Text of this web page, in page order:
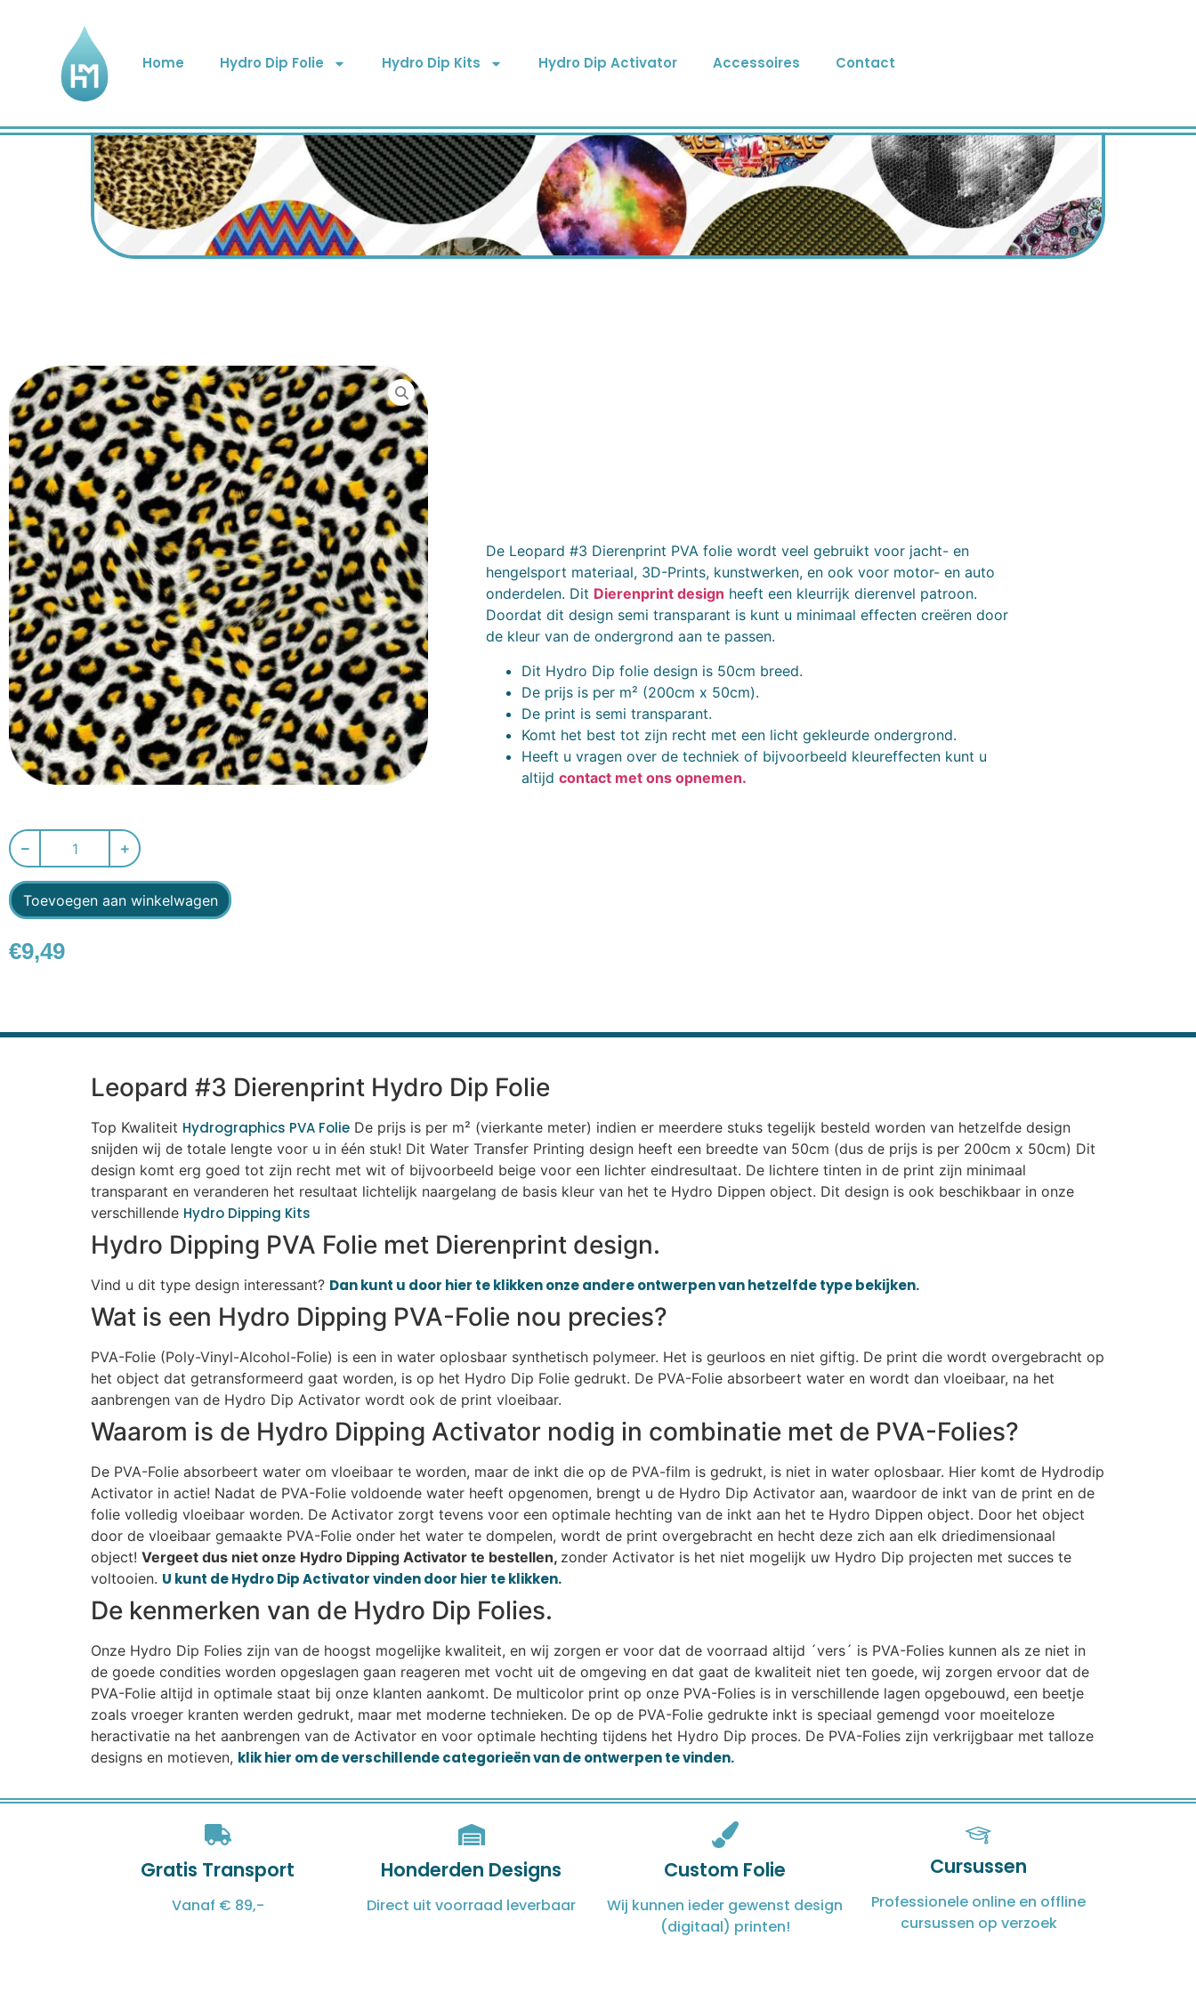
Home Hydro Dip Folie Hydro Dip Kits Hydro Dip Activator Accessoires Contact
Toevoegen aan winkelwagen
€9,49
De Leopard #3 Dierenprint PVA folie wordt veel gebruikt voor jacht- en
hengelsport materiaal, 3D-Prints, kunstwerken, en ook voor motor- en auto
onderdelen. Dit Dierenprint design heeft een kleurrijk dierenvel patroon.
Doordat dit design semi transparant is kunt u minimaal effecten creëren door
de kleur van de ondergrond aan te passen.
Dit Hydro Dip folie design is 50cm breed.
De prijs is per m² (200cm x 50cm).
De print is semi transparant.
Komt het best tot zijn recht met een licht gekleurde ondergrond.
Heeft u vragen over de techniek of bijvoorbeeld kleureffecten kunt u
altijd contact met ons opnemen.
Leopard #3 Dierenprint Hydro Dip Folie
Top Kwaliteit Hydrographics PVA Folie De prijs is per m² (vierkante meter) indien er meerdere stuks tegelijk besteld worden van hetzelfde design
snijden wij de totale lengte voor u in één stuk! Dit Water Transfer Printing design heeft een breedte van 50cm (dus de prijs is per 200cm x 50cm) Dit
design komt erg goed tot zijn recht met wit of bijvoorbeeld beige voor een lichter eindresultaat. De lichtere tinten in de print zijn minimaal
transparant en veranderen het resultaat lichtelijk naargelang de basis kleur van het te Hydro Dippen object. Dit design is ook beschikbaar in onze
verschillende Hydro Dipping Kits
Hydro Dipping PVA Folie met Dierenprint design.
Vind u dit type design interessant? Dan kunt u door hier te klikken onze andere ontwerpen van hetzelfde type bekijken.
Wat is een Hydro Dipping PVA-Folie nou precies?
PVA-Folie (Poly-Vinyl-Alcohol-Folie) is een in water oplosbaar synthetisch polymeer. Het is geurloos en niet giftig. De print die wordt overgebracht op
het object dat getransformeerd gaat worden, is op het Hydro Dip Folie gedrukt. De PVA-Folie absorbeert water en wordt dan vloeibaar, na het
aanbrengen van de Hydro Dip Activator wordt ook de print vloeibaar.
Waarom is de Hydro Dipping Activator nodig in combinatie met de PVA-Folies?
De PVA-Folie absorbeert water om vloeibaar te worden, maar de inkt die op de PVA-film is gedrukt, is niet in water oplosbaar. Hier komt de Hydrodip
Activator in actie! Nadat de PVA-Folie voldoende water heeft opgenomen, brengt u de Hydro Dip Activator aan, waardoor de inkt van de print en de
folie volledig vloeibaar worden. De Activator zorgt tevens voor een optimale hechting van de inkt aan het te Hydro Dippen object. Door het object
door de vloeibaar gemaakte PVA-Folie onder het water te dompelen, wordt de print overgebracht en hecht deze zich aan elk driedimensionaal
object! Vergeet dus niet onze Hydro Dipping Activator te bestellen, zonder Activator is het niet mogelijk uw Hydro Dip projecten met succes te
voltooien. U kunt de Hydro Dip Activator vinden door hier te klikken.
De kenmerken van de Hydro Dip Folies.
Onze Hydro Dip Folies zijn van de hoogst mogelijke kwaliteit, en wij zorgen er voor dat de voorraad altijd ´vers´ is PVA-Folies kunnen als ze niet in
de goede condities worden opgeslagen gaan reageren met vocht uit de omgeving en dat gaat de kwaliteit niet ten goede, wij zorgen ervoor dat de
PVA-Folie altijd in optimale staat bij onze klanten aankomt. De multicolor print op onze PVA-Folies is in verschillende lagen opgebouwd, een beetje
zoals vroeger kranten werden gedrukt, maar met moderne technieken. De op de PVA-Folie gedrukte inkt is speciaal gemengd voor moeiteloze
heractivatie na het aanbrengen van de Activator en voor optimale hechting tijdens het Hydro Dip proces. De PVA-Folies zijn verkrijgbaar met talloze
designs en motieven, klik hier om de verschillende categorieën van de ontwerpen te vinden.
Gratis Transport
Vanaf € 89,-
Honderden Designs
Direct uit voorraad leverbaar
Custom Folie
Wij kunnen ieder gewenst design
(digitaal) printen!
Cursussen
Professionele online en offline
cursussen op verzoek